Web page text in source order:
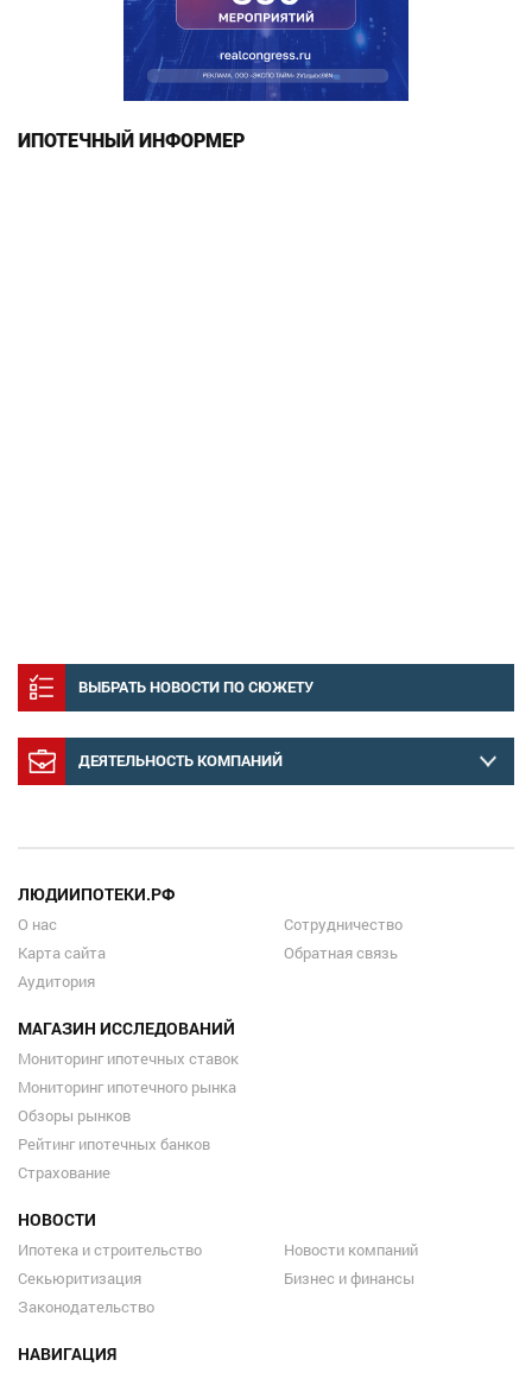
ИПОТЕЧНЫЙ ИНФОРМЕР
ВЫБРАТЬ НОВОСТИ ПО СЮЖЕТУ
ДЕЯТЕЛЬНОСТЬ КОМПАНИЙ
ЛЮДИИПОТЕКИ.РФ
О нас
Карта сайта
Аудитория
Сотрудничество
Обратная связь
МАГАЗИН ИССЛЕДОВАНИЙ
Мониторинг ипотечных ставок
Мониторинг ипотечного рынка
Обзоры рынков
Рейтинг ипотечных банков
Страхование
НОВОСТИ
Ипотека и строительство
Секьюритизация
Законодательство
Новости компаний
Бизнес и финансы
НАВИГАЦИЯ